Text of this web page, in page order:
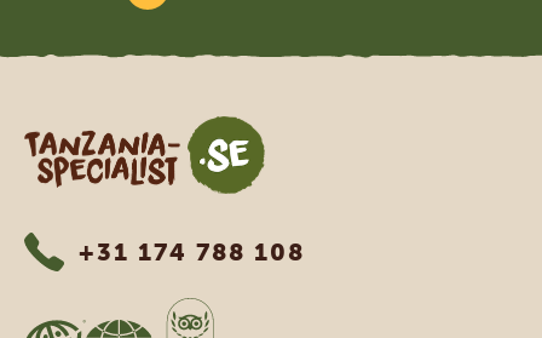
Tanzania Specialist
+31 174 788 108